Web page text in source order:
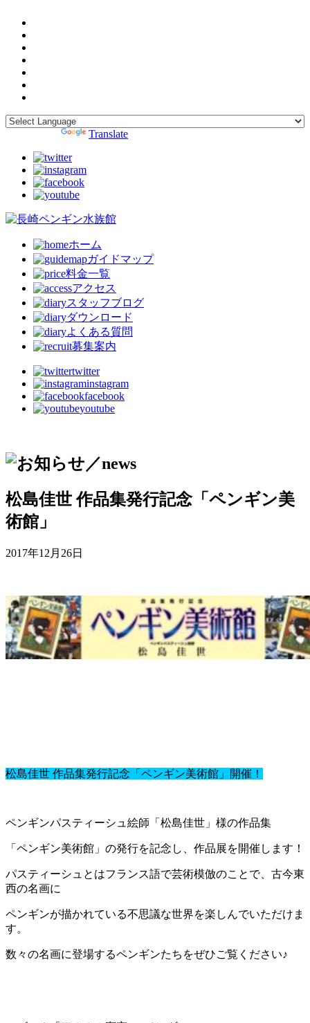
Translate
ホーム
ガイドマップ
料金一覧
アクセス
スタッフブログ
ダウンロード
よくある質問
募集案内
twitter
instagram
facebook
youtube
松島佳世 作品集発行記念「ペンギン美
術館」
2017年12月26日
松島佳世 作品集発行記念「ペンギン美術館」開催！
ペンギンパスティーシュ絵師「松島佳世」様の作品集
「ペンギン美術館」の発行を記念し、作品展を開催します！
パスティーシュとはフランス語で芸術模倣のことで、古今東
西の名画に
ペンギンが描かれている不思議な世界を楽しんでいただけま
す。
数々の名画に登場するペンギンたちをぜひご覧ください♪